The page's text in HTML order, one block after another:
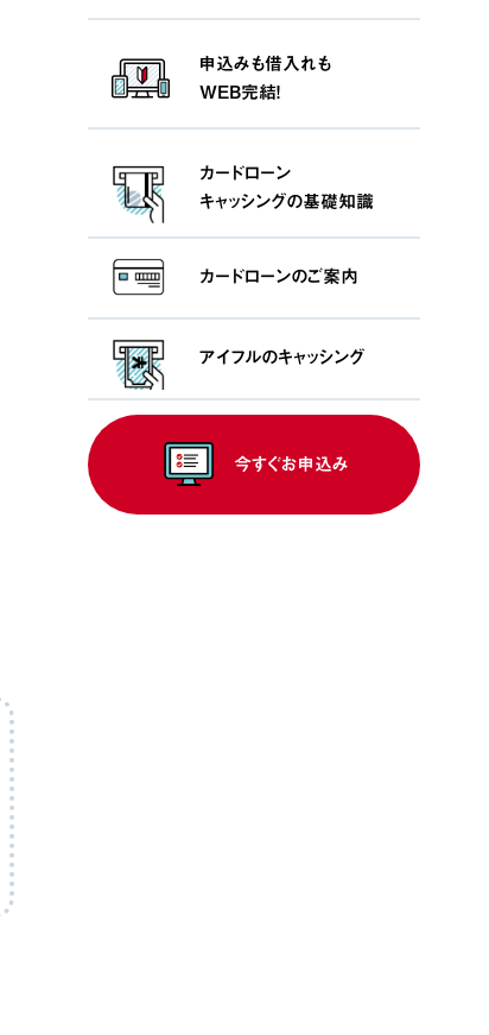
申込みも借入れも
WEB完結！
カードローン
キャッシングの基礎知識
カードローンのご案内
アイフルのキャッシング
今すぐお申込み